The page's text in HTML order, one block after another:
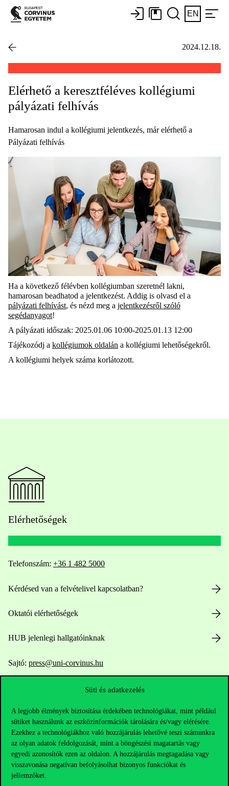
Süti és adatkezelés
A legjobb élmények biztosítása érdekében technológiákat, mint például
sütiket használunk az eszközinformációk tárolására és/vagy elérésére.
Ezekhez a technológiákhoz való hozzájárulás lehetővé teszi számunkra
az olyan adatok feldolgozását, mint a böngészési magatartás vagy
egyedi azonosítók ezen az oldalon. A hozzájárulás megtagadása vagy
visszavonása negatívan befolyásolhat bizonyos funkciókat és
jellemzőket.
EN
2024.12.18.
Elérhető a keresztféléves kollégiumi
pályázati felhívás
Hamarosan indul a kollégiumi jelentkezés, már elérhető a
Pályázati felhívás
Ha a következő félévben kollégiumban szeretnél lakni,
hamarosan beadhatod a jelentkezést. Addig is olvasd el a
pályázati felhívást, és nézd meg a jelentkezésről szóló
segédanyagot!
A pályázati időszak: 2025.01.06 10:00-2025.01.13 12:00
Tájékozódj a kollégiumok oldalán a kollégiumi lehetőségekről.
A kollégiumi helyek száma korlátozott.
Elérhetőségek
Telefonszám: +36 1 482 5000
Kérdésed van a felvételivel kapcsolatban?
Oktatói elérhetőségek
HUB jelenlegi hallgatóinknak
Sajtó: press@uni-corvinus.hu
Hasznos linkek